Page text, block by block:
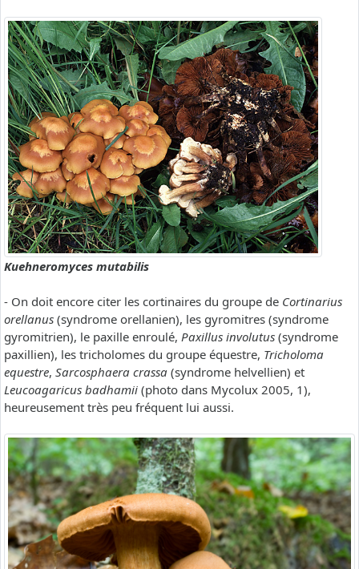
Kuehneromyces mutabilis
- On doit encore citer les cortinaires du groupe de Cortinarius
orellanus (syndrome orellanien), les gyromitres (syndrome
gyromitrien), le paxille enroulé, Paxillus involutus (syndrome
paxillien), les tricholomes du groupe équestre, Tricholoma
equestre, Sarcosphaera crassa (syndrome helvellien) et
Leucoagaricus badhamii (photo dans Mycolux 2005, 1),
heureusement très peu fréquent lui aussi.